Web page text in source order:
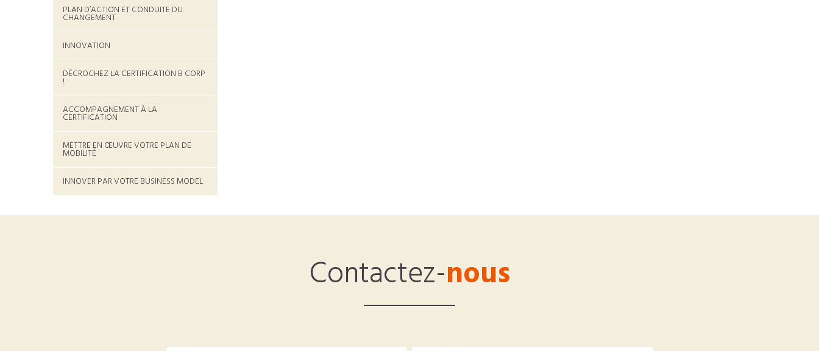
PLAN D’ACTION ET CONDUITE DU
CHANGEMENT
INNOVATION
DÉCROCHEZ LA CERTIFICATION B CORP
!
ACCOMPAGNEMENT À LA
CERTIFICATION
METTRE EN ŒUVRE VOTRE PLAN DE
MOBILITÉ
INNOVER PAR VOTRE BUSINESS MODEL
Contactez-nous